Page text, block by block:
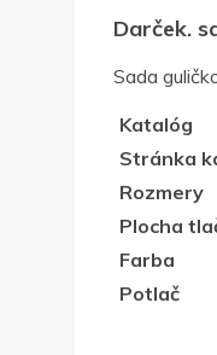
Darček.
Sada
Katalóg
Stránka
Rozmery
Plocha
Farba
Potlač